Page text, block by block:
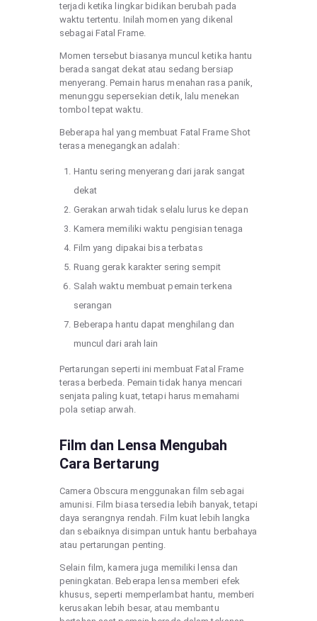
terjadi ketika lingkar bidikan berubah pada
waktu tertentu. Inilah momen yang dikenal
sebagai Fatal Frame.
Momen tersebut biasanya muncul ketika hantu
berada sangat dekat atau sedang bersiap
menyerang. Pemain harus menahan rasa panik,
menunggu sepersekian detik, lalu menekan
tombol tepat waktu.
Beberapa hal yang membuat Fatal Frame Shot
terasa menegangkan adalah:
Hantu sering menyerang dari jarak sangat
dekat
Gerakan arwah tidak selalu lurus ke depan
Kamera memiliki waktu pengisian tenaga
Film yang dipakai bisa terbatas
Ruang gerak karakter sering sempit
Salah waktu membuat pemain terkena
serangan
Beberapa hantu dapat menghilang dan
muncul dari arah lain
Pertarungan seperti ini membuat Fatal Frame
terasa berbeda. Pemain tidak hanya mencari
senjata paling kuat, tetapi harus memahami
pola setiap arwah.
Film dan Lensa Mengubah
Cara Bertarung
Camera Obscura menggunakan film sebagai
amunisi. Film biasa tersedia lebih banyak, tetapi
daya serangnya rendah. Film kuat lebih langka
dan sebaiknya disimpan untuk hantu berbahaya
atau pertarungan penting.
Selain film, kamera juga memiliki lensa dan
peningkatan. Beberapa lensa memberi efek
khusus, seperti memperlambat hantu, memberi
kerusakan lebih besar, atau membantu